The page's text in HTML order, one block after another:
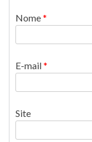
Nome*
E-mail*
Site